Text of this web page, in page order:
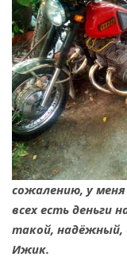
сожалению, у
всех есть деньги
такой, надёжный,
Ижик.